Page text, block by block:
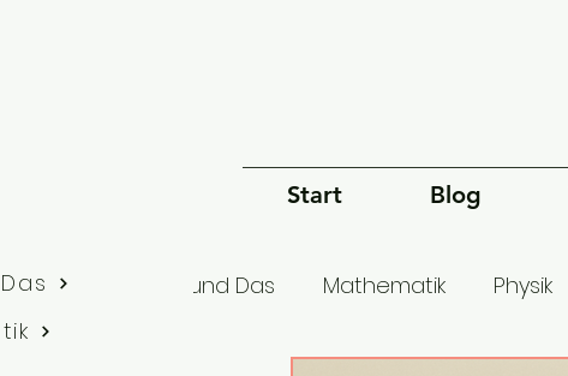
Start Blog
Artikel Dies und Das Mathematik Physik